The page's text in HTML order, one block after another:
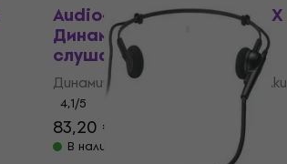
Audio-Technica PRO 8 HEX
Динамичен микрофон за
слушалки
Динамичен микрофон за слушалки
4,1/5
83,20 €
В наличност